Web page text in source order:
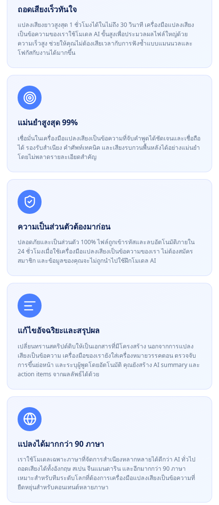
ถอดเสียงเร็วทันใจ
แปลงเสียงยาวสูงสุด 1 ชั่วโมงได้ในไม่ถึง 30 วินาที เครื่องมือแปลงเสียง
เป็นข้อความของเราใช้โมเดล AI ขั้นสูงเพื่อประมวลผลไฟล์ใหญ่ด้วย
ความเร็วสูง ช่วยให้คุณไม่ต้องเสียเวลากับการฟังซ้ำแบบแมนนวลและ
โฟกัสกับงานได้มากขึ้น
แม่นยำสูงสุด 99%
เชื่อมั่นในเครื่องมือแปลงเสียงเป็นข้อความที่จับคำพูดได้ชัดเจนและเชื่อถือ
ได้ รองรับสำเนียง คำศัพท์เทคนิค และเสียงรบกวนพื้นหลังได้อย่างแม่นยำ
โดยไม่พลาดรายละเอียดสำคัญ
ความเป็นส่วนตัวต้องมาก่อน
ปลอดภัยและเป็นส่วนตัว 100% ไฟล์ถูกเข้ารหัสและลบอัตโนมัติภายใน
24 ชั่วโมงเมื่อใช้เครื่องมือแปลงเสียงเป็นข้อความของเรา ไม่ต้องสมัคร
สมาชิก และข้อมูลของคุณจะไม่ถูกนำไปใช้ฝึกโมเดล AI
แก้ไขอัจฉริยะและสรุปผล
เปลี่ยนทรานสคริปต์ดิบให้เป็นเอกสารที่มีโครงสร้าง นอกจากการแปลง
เสียงเป็นข้อความ เครื่องมือของเรายังใส่เครื่องหมายวรรคตอน ตรวจจับ
การขึ้นย่อหน้า และระบุผู้พูดโดยอัตโนมัติ คุณยังสร้าง AI summary และ
action items จากผลลัพธ์ได้ด้วย
แปลงได้มากกว่า 90 ภาษา
เราใช้โมเดลเฉพาะภาษาที่จัดการสำเนียงหลากหลายได้ดีกว่า AI ทั่วไป
ถอดเสียงได้ทั้งอังกฤษ สเปน จีนแมนดาริน และอีกมากกว่า 90 ภาษา
เหมาะสำหรับทีมระดับโลกที่ต้องการเครื่องมือแปลงเสียงเป็นข้อความที่
ยืดหยุ่นสำหรับคอนเทนต์หลายภาษา